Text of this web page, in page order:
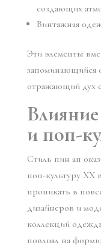
создающих
Винтажная
Эти элементы
запоминающийся
отражающий дух
и поп-
Стиль пин ап
поп-культуру XX
проникать в
дизайнеров и
коллекций
повлиял на